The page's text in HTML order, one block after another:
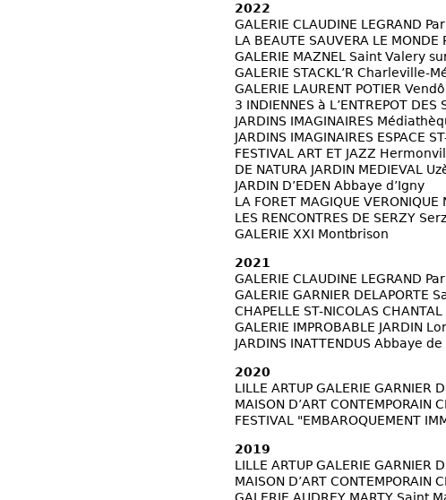
2022
GALERIE CLAUDINE LEGRAND
LA BEAUTE SAUVERA LE
GALERIE MAZNEL Saint Valery
GALERIE STACKL’R Charleville-
GALERIE LAURENT POTIER
3 INDIENNES à L’ENTREPOT
JARDINS IMAGINAIRES
JARDINS IMAGINAIRES ESPACE
FESTIVAL ART ET JAZZ
DE NATURA JARDIN MEDIEVAL
JARDIN D’EDEN Abbaye d’Igny
LA FORET MAGIQUE VERONIQUE
LES RENCONTRES DE SERZY
GALERIE XXI Montbrison
2021
GALERIE CLAUDINE LEGRAND
GALERIE GARNIER DELAPORTE
CHAPELLE ST-NICOLAS
GALERIE IMPROBABLE JARDIN
JARDINS INATTENDUS Abbaye
2020
LILLE ARTUP GALERIE GARNIER
MAISON D’ART CONTEMPORAIN
FESTIVAL "EMBAROQUEMENT
2019
LILLE ARTUP GALERIE GARNIER
MAISON D’ART CONTEMPORAIN